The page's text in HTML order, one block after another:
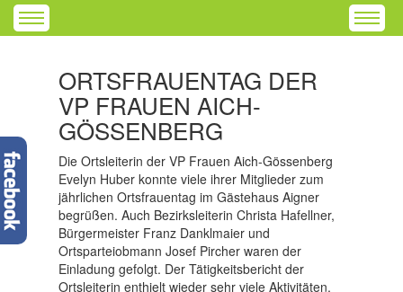
ORTSFRAUENTAG DER
VP FRAUEN AICH-
GÖSSENBERG
Die Ortsleiterin der VP Frauen Aich-Gössenberg
Evelyn Huber konnte viele ihrer Mitglieder zum
jährlichen Ortsfrauentag im Gästehaus Aigner
begrüßen. Auch Bezirksleiterin Christa Hafellner,
Bürgermeister Franz Danklmaier und
Ortsparteiobmann Josef Pircher waren der
Einladung gefolgt. Der Tätigkeitsbericht der
Ortsleiterin enthielt wieder sehr viele Aktivitäten,